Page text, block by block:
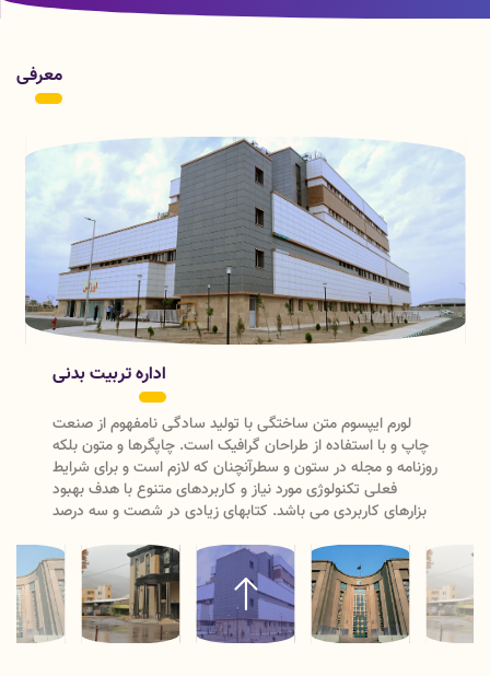
مقالات پر استناد اعضای هیات علمی دانشگاه ISI
معرفی
اداره تربیت بدنی
لورم ایپسوم متن ساختگی با تولید سادگی نامفهوم از صنعت
چاپ و با استفاده از طراحان گرافیک است. چاپگرها و متون بلکه
روزنامه و مجله در ستون و سطرآنچنان که لازم است و برای شرایط
فعلی تکنولوژی مورد نیاز و کاربردهای متنوع با هدف بهبود
ابزارهای کاربردی می باشد. کتابهای زیادی در شصت و سه درصد
طلبد تا با نرم افزارها شناخت بیشتری را برای طراحان رایانه ای
علی الخصوص طراحان خلاقی و فرهنگ پیشرو در زبان فارسی
ایجاد کرد. در این صورت می توان امید داشت که تمام و دشواری
موجود در ارائه راهکارها و شرایط سخت تایپ به پایان رسد وزمان
مورد نیاز شامل حروفچینی دستاوردهای اصلی و جوابگوی سوالات